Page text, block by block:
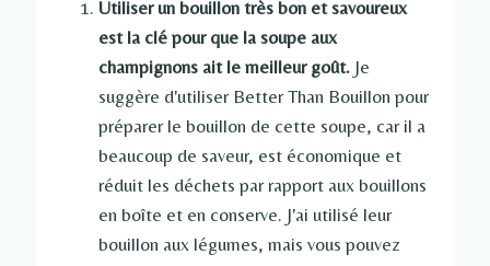
Utiliser un bouillon très bon et savoureux
est la clé pour que la soupe aux
champignons ait le meilleur goût. Je
suggère d'utiliser Better Than Bouillon pour
préparer le bouillon de cette soupe, car il a
beaucoup de saveur, est économique et
réduit les déchets par rapport aux bouillons
en boîte et en conserve. J'ai utilisé leur
bouillon aux légumes, mais vous pouvez